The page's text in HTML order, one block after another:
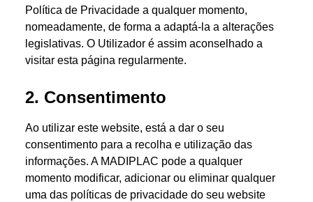
Política de Privacidade a qualquer momento,
nomeadamente, de forma a adaptá-la a alterações
legislativas. O Utilizador é assim aconselhado a
visitar esta página regularmente.
2. Consentimento
Ao utilizar este website, está a dar o seu
consentimento para a recolha e utilização das
informações. A MADIPLAC pode a qualquer
momento modificar, adicionar ou eliminar qualquer
uma das políticas de privacidade do seu website